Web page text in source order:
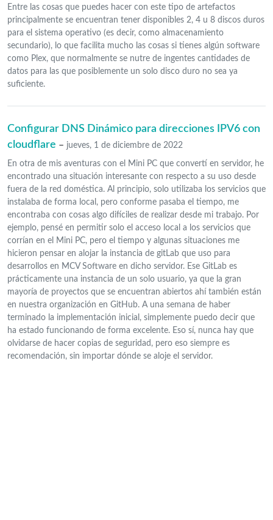
Entre las cosas que puedes hacer con este tipo de artefactos
principalmente se encuentran tener disponibles 2, 4 u 8 discos duros
para el sistema operativo (es decir, como almacenamiento
secundario), lo que facilita mucho las cosas si tienes algún software
como Plex, que normalmente se nutre de ingentes cantidades de
datos para las que posiblemente un solo disco duro no sea ya
suficiente.
Configurar DNS Dinámico para direcciones IPV6 con
cloudflare – jueves, 1 de diciembre de 2022
En otra de mis aventuras con el Mini PC que convertí en servidor, he
encontrado una situación interesante con respecto a su uso desde
fuera de la red doméstica. Al principio, solo utilizaba los servicios que
instalaba de forma local, pero conforme pasaba el tiempo, me
encontraba con cosas algo difíciles de realizar desde mi trabajo. Por
ejemplo, pensé en permitir solo el acceso local a los servicios que
corrían en el Mini PC, pero el tiempo y algunas situaciones me
hicieron pensar en alojar la instancia de gitLab que uso para
desarrollos en MCV Software en dicho servidor. Ese GitLab es
prácticamente una instancia de un solo usuario, ya que la gran
mayoría de proyectos que se encuentran abiertos ahí también están
en nuestra organización en GitHub. A una semana de haber
terminado la implementación inicial, simplemente puedo decir que
ha estado funcionando de forma excelente. Eso sí, nunca hay que
olvidarse de hacer copias de seguridad, pero eso siempre es
recomendación, sin importar dónde se aloje el servidor.